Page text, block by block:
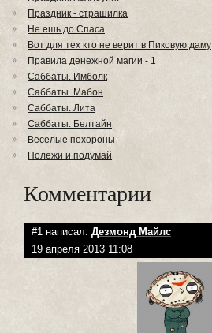
Праздник - страшилка
Не ешь до Спаса
Вот для тех кто не верит в Пиковую даму
Правила денежной магии - 1
Саббаты. Имболк
Саббаты. Мабон
Саббаты. Лита
Саббаты. Белтайн
Веселые похороны
Полежи и подумай
Комментарии
#1 написал: Дезмонд Майлс
19 апреля 2013 11:08